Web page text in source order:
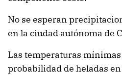
No se esperan
en la ciudad autónoma de
Las temperaturas
probabilidad de heladas